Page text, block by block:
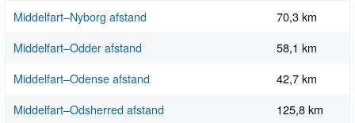
Middelfart–Nyborg afstand
70,3 km
Middelfart–Odder afstand
58,1 km
Middelfart–Odense afstand
42,7 km
Middelfart–Odsherred afstand
125,8 km